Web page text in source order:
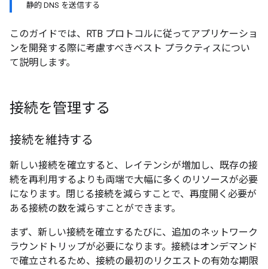
静的 DNS を送信する
このガイドでは、RTB プロトコルに従ってアプリケーショ
ンを開発する際に考慮すべきベスト プラクティスについ
て説明します。
接続を管理する
接続を維持する
新しい接続を確立すると、レイテンシが増加し、既存の接
続を再利用するよりも両端で大幅に多くのリソースが必要
になります。閉じる接続を減らすことで、再度開く必要が
ある接続の数を減らすことができます。
まず、新しい接続を確立するたびに、追加のネットワーク
ラウンドトリップが必要になります。接続はオンデマンド
で確立されるため、接続の最初のリクエストの有効な期限